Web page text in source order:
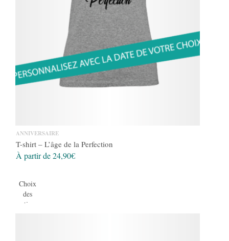
ANNIVERSAIRE
T-shirt – L’âge de la Perfection
À partir de24,90€
Choix
des
options